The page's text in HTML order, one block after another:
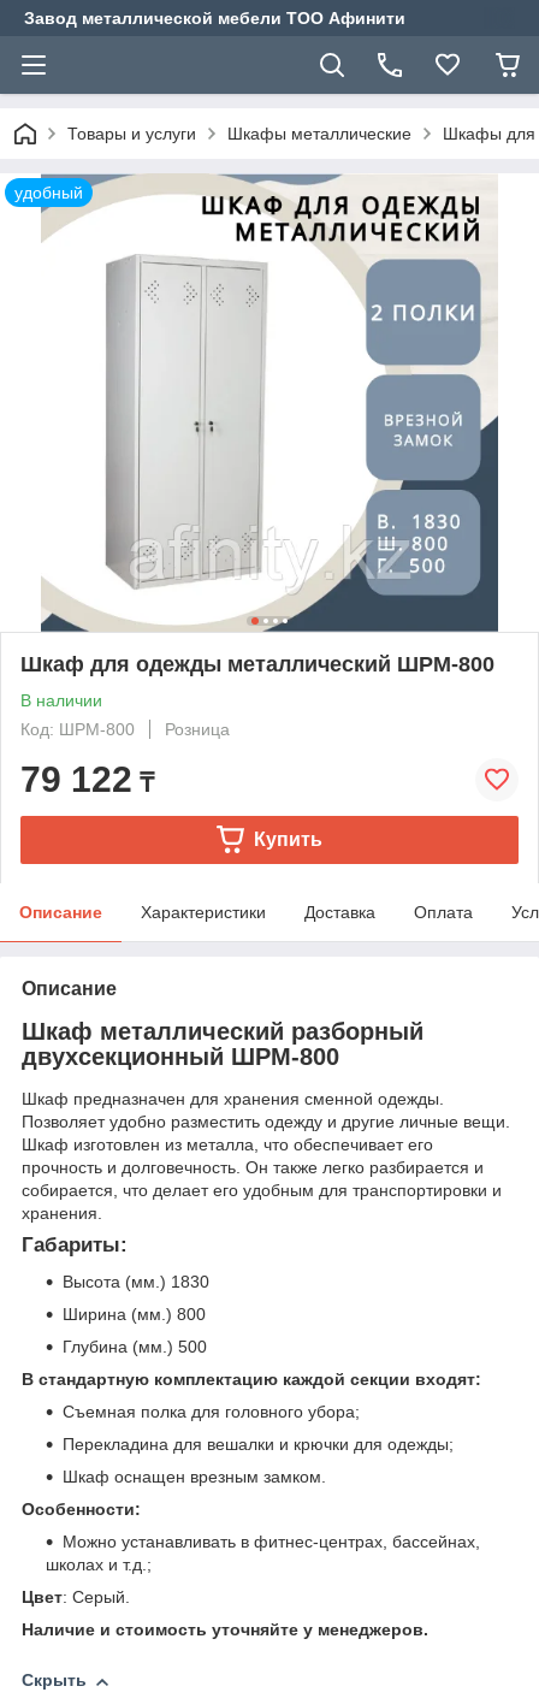
Завод металлической мебели ТОО Афинити
Товары и услуги Шкафы металлические Шкафы для
удобный
Шкаф для одежды металлический ШРМ-800
В наличии
Код: ШРМ-800
Розница
79 122 ₸
Купить
Описание Характеристики Доставка Оплата
Описание
Шкаф металлический разборный
двухсекционный ШРМ-800
Шкаф предназначен для хранения сменной одежды.
Позволяет удобно разместить одежду и другие личные вещи.
Шкаф изготовлен из металла, что обеспечивает его
прочность и долговечность. Он также легко разбирается и
собирается, что делает его удобным для транспортировки и
хранения.
Габариты:
Высота (мм.) 1830
Ширина (мм.) 800
Глубина (мм.) 500
В стандартную комплектацию каждой секции входят:
Съемная полка для головного убора;
Перекладина для вешалки и крючки для одежды;
Шкаф оснащен врезным замком.
Особенности:
Можно устанавливать в фитнес-центрах, бассейнах,
школах и т.д.;
Цвет: Серый.
Наличие и стоимость уточняйте у менеджеров.
Скрыть